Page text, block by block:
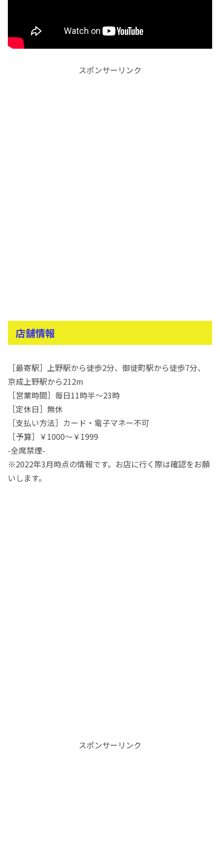
スポンサーリンク
店舗情報
［最寄駅］上野駅から徒歩2分、御徒町駅から徒歩7分、
京成上野駅から212m
［営業時間］毎日11時半〜23時
［定休日］無休
［支払い方法］カード・電子マネー不可
［予算］￥1000〜￥1999
-全席禁煙-
※2022年3月時点の情報です。お店に行く際は確認をお願
いします。
スポンサーリンク